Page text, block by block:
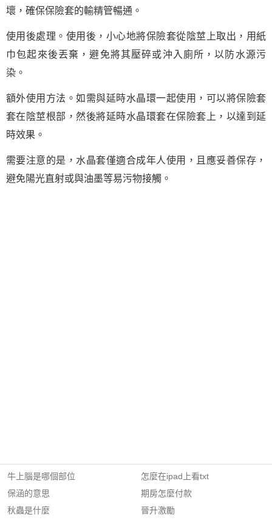
壞，確保保險套的輸精管暢通。
使用後處理。使用後，小心地將保險套從陰莖上取出，用紙
巾包起來後丟棄，避免將其壓碎或沖入廁所，以防水源污
染。
額外使用方法。如需與延時水晶環一起使用，可以將保險套
套在陰莖根部，然後將延時水晶環套在保險套上，以達到延
時效果。
需要注意的是，水晶套僅適合成年人使用，且應妥善保存，
避免陽光直射或與油墨等易污物接觸。
牛上腦是哪個部位
保涵的意思
秋蟲是什麼
怎麼在ipad上看txt
期房怎麼付款
晉升激勵